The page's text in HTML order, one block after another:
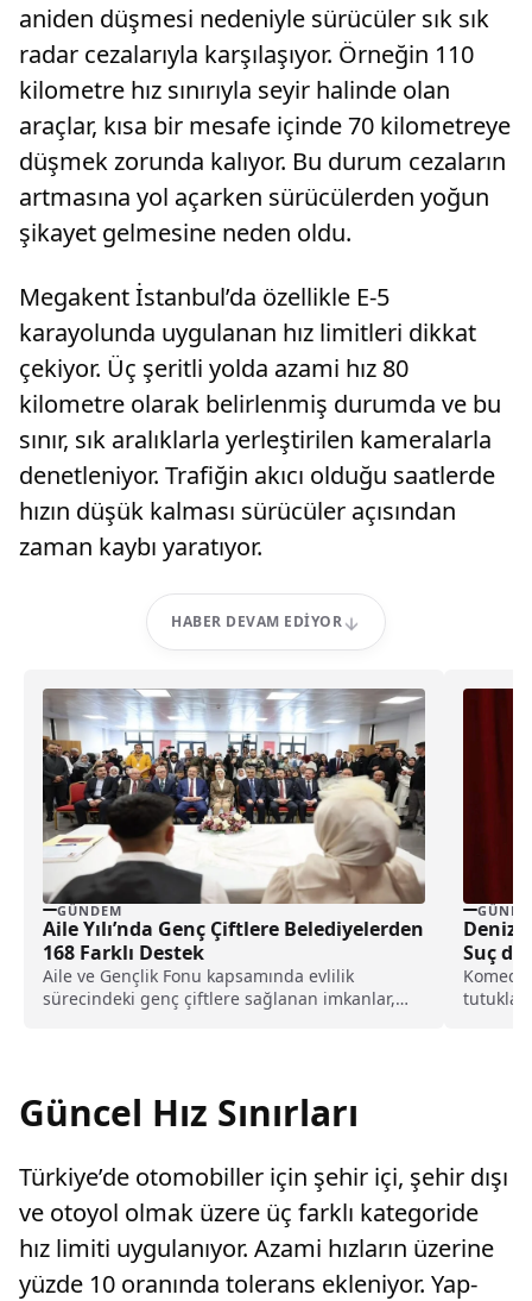
aniden düşmesi nedeniyle sürücüler sık sık
radar cezalarıyla karşılaşıyor. Örneğin 110
kilometre hız sınırıyla seyir halinde olan
araçlar, kısa bir mesafe içinde 70 kilometreye
düşmek zorunda kalıyor. Bu durum cezaların
artmasına yol açarken sürücülerden yoğun
şikayet gelmesine neden oldu.
Megakent İstanbul’da özellikle E-5
karayolunda uygulanan hız limitleri dikkat
çekiyor. Üç şeritli yolda azami hız 80
kilometre olarak belirlenmiş durumda ve bu
sınır, sık aralıklarla yerleştirilen kameralarla
denetleniyor. Trafiğin akıcı olduğu saatlerde
hızın düşük kalması sürücüler açısından
zaman kaybı yaratıyor.
HABER DEVAM EDIYOR
GÜNDEM
Aile Yılı’nda Genç Çiftlere Belediyelerden
168 Farklı Destek
Aile ve Gençlik Fonu kapsamında evlilik
sürecindeki genç çiftlere sağlanan imkanlar,
Deniz
Suç
Güncel Hız Sınırları
Türkiye’de otomobiller için şehir içi, şehir dışı
ve otoyol olmak üzere üç farklı kategoride
hız limiti uygulanıyor. Azami hızların üzerine
yüzde 10 oranında tolerans ekleniyor. Yap-